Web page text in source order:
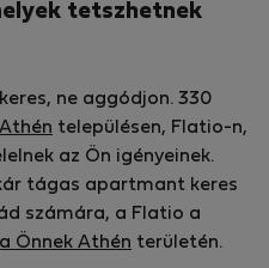
tetszhetnek
ne aggódjon. 330
településen, Flatio-n,
az Ön igényeinek.
tágas apartmant keres
számára, a Flatio a
Önnek Athén területén.